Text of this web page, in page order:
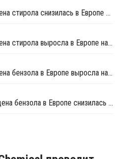
Февральская контрактная цена стирола снизилась в Европе на EUR51 за тонну
Декабрьская контрактная цена стирола выросла в Европе на EUR23 за тонну
Декабрьская контрактная цена бензола в Европе выросла на EUR22 за тонну
Сентябрьская контрактная цена бензола в Европе снизилась на EUR81 за тонну